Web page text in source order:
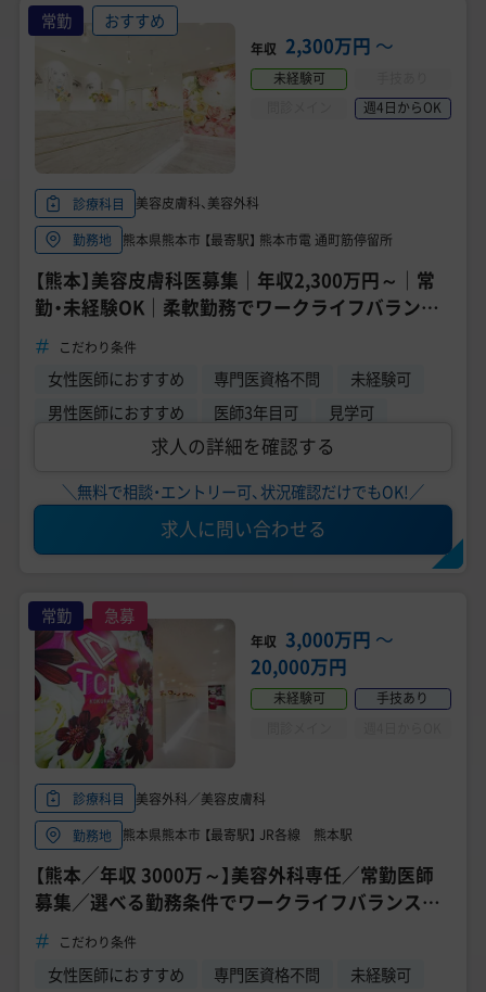
常勤 おすすめ
年収 2,300万円 〜
未経験可
週4日からOK
診療科目
美容皮膚科、美容外科
勤務地
熊本県熊本市 【最寄駅】 熊本市電 通町筋停留所
【熊本】美容皮膚科医募集｜年収2,300万円～｜常
勤・未経験OK｜柔軟勤務でワークライフバランス
◎《TCB 熊本院》
こだわり条件
女性医師におすすめ 専門医資格不問
未経験可
男性医師におすすめ
医師3年目可 見学可
求人の詳細を確認する
＼無料で相談・エントリー可、状況確認だけでもOK!／
求人に問い合わせる
常勤 急募
年収 3,000万円 〜
20,000万円
未経験可
手技あり
診療科目
美容外科／美容皮膚科
勤務地
熊本県熊本市 【最寄駅】 JR各線 熊本駅
【熊本／年収 3000万～】美容外科専任／常勤医師
募集／選べる勤務条件でワークライフバランス実
現可能《TCB東京中央美容外科 熊本院》
こだわり条件
女性医師におすすめ 専門医資格不問
未経験可